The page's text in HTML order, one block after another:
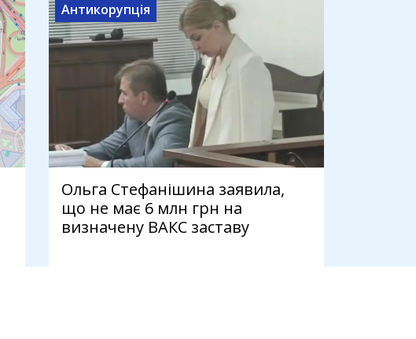
Антикорупція
Ольга Стефанішина заявила,
що не має 6 млн грн на
визначену ВАКС заставу